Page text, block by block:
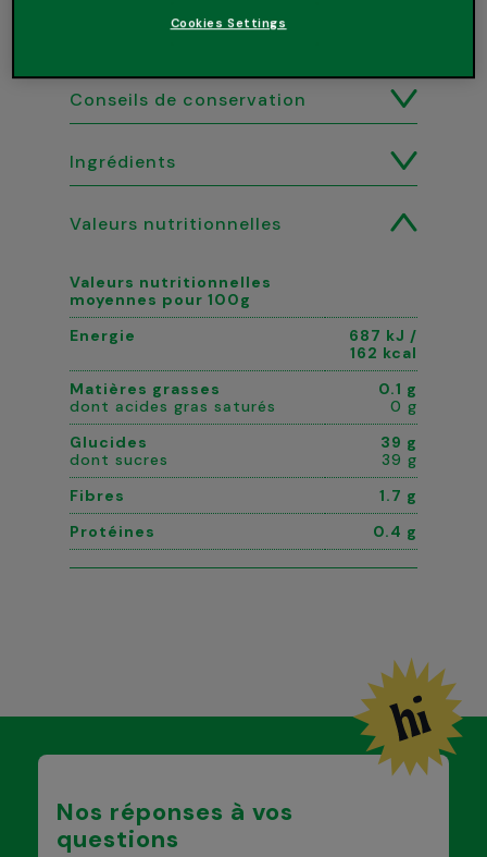
Conseils de conservation
Ingrédients
Valeurs nutritionnelles
Valeurs nutritionnelles
moyennes pour 100g
Energie
687 kJ /
162 kcal
Matières grasses
dont acides gras saturés
0.1 g
0 g
Glucides
dont sucres
39 g
39 g
Fibres
1.7 g
Protéines
0.4 g
Nos réponses à vos
questions
Cookies Settings